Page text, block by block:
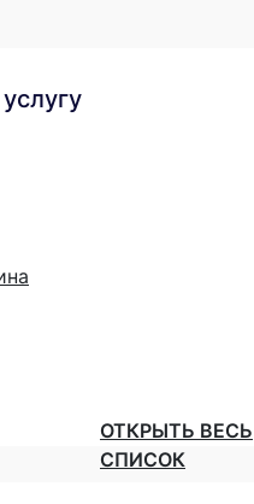
ОТКРЫТЬ ВЕСЬ
СПИСОК